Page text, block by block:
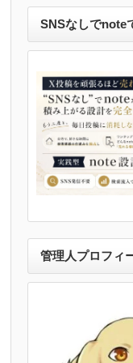
SNSなしでnote
管理人プロフィ